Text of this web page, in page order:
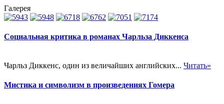
Галерея
Социальная критика в романах Чарльза Диккенса
Чарльз Диккенс, один из величайших английских... Читать»
Мистика и символизм в произведениях Гомера